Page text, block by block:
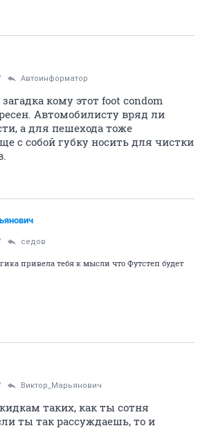
Автоинформатор
кому этот foot condom
Автомобилисту вряд ли
а для пешехода тоже
с собой губку носить для чистки
седов
привела тебя к мысли что Футстеп будет
Виктор_Марьянович
таких, как ты сотня
ты так рассуждаешь, то и